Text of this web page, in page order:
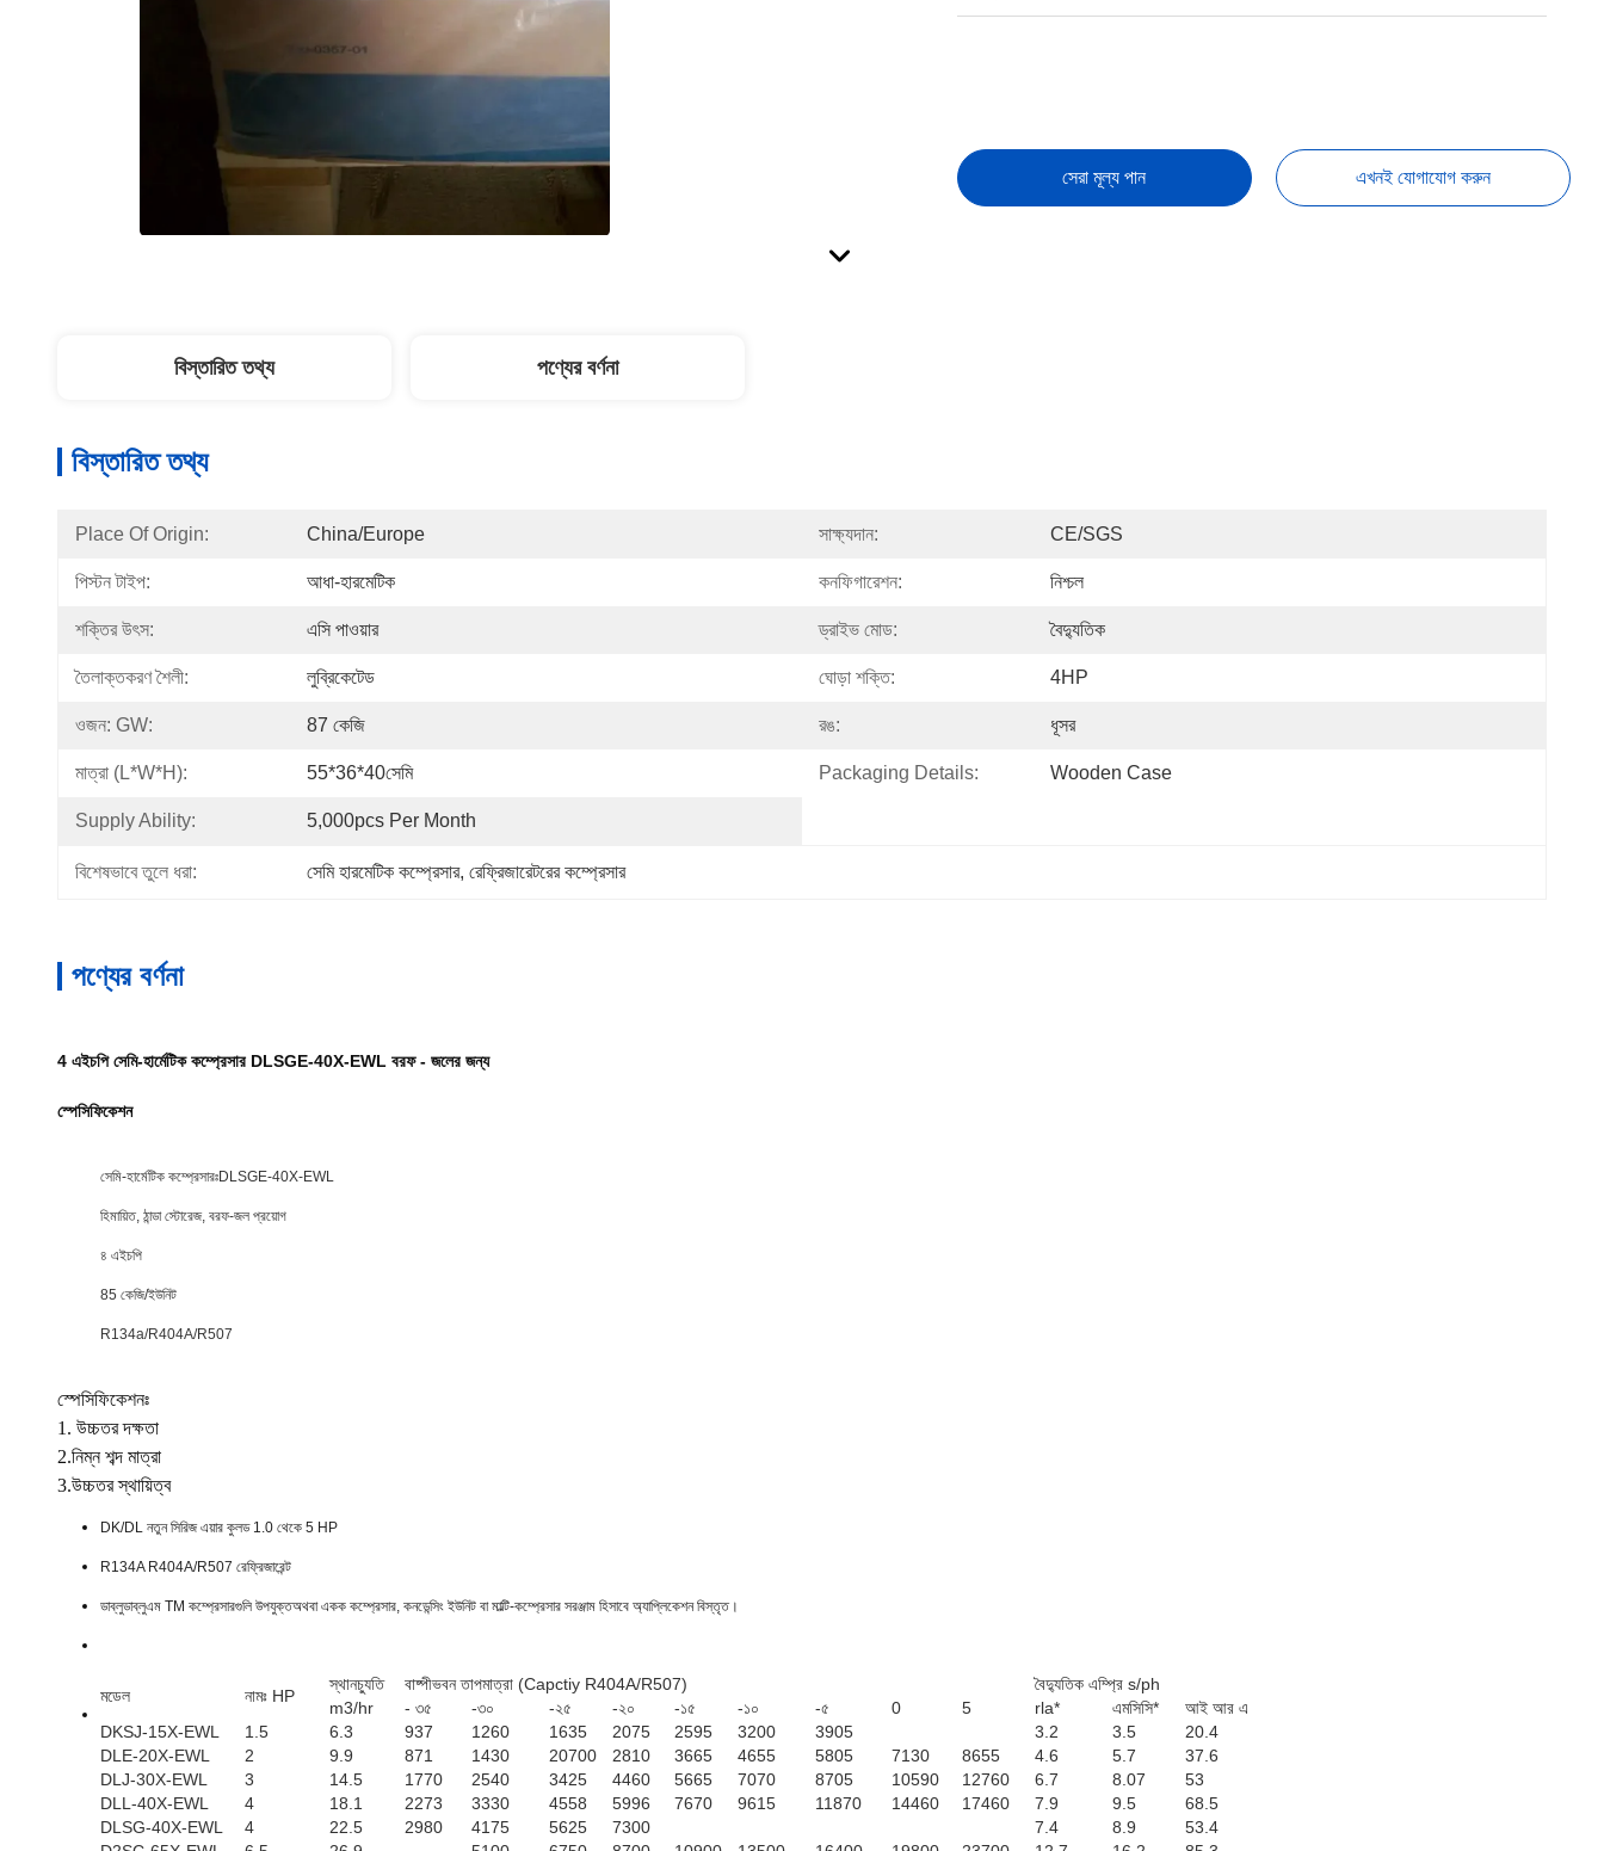
সেরা মূল্য পান এখনই যোগাযোগ করুন
বিস্তারিত তথ্য পণ্যের বর্ণনা
বিস্তারিত তথ্য
Place Of Origin: China/Europe সাক্ষ্যদান: CE/SGS
পিস্টন টাইপ: আধা-হারমেটিক কনফিগারেশন: নিশ্চল
শক্তির উৎস: এসি পাওয়ার ড্রাইভ মোড: বৈদ্যুতিক
তৈলাক্তকরণ শৈলী: লুব্রিকেটেড ঘোড়া শক্তি: 4HP
ওজন: GW: 87 কেজি রঙ: ধূসর
মাত্রা (l*w*h): 55*36*40সেমি Packaging Details: Wooden Case
Supply Ability: 5,000pcs Per Month
বিশেষভাবে তুলে ধরা: সেমি হারমেটিক কম্প্রেসার, রেফ্রিজারেটরের কম্প্রেসার
পণ্যের বর্ণনা
4 এইচপি সেমি-হার্মেটিক কম্প্রেসার DLSGE-40X-EWL বরফ - জলের জন্য
স্পেসিফিকেশন
সেমি-হার্মেটিক কম্প্রেসারঃDLSGE-40X-EWL
হিমায়িত, ঠান্ডা স্টোরেজ, বরফ-জল প্রয়োগ
৪ এইচপি
85 কেজি/ইউনিট
R134a/R404A/R507
স্পেসিফিকেশনঃ
1. উচ্চতর দক্ষতা
2.নিম্ন শব্দ মাত্রা
3.উচ্চতর স্থায়িত্ব
DK/DL নতুন সিরিজ এয়ার কুলড 1.0 থেকে 5 HP
R134A R404A/R507 রেফ্রিজারেন্ট
ডাব্লুডাব্লুএম TM কম্প্রেসারগুলি উপযুক্তঅথবা একক কম্প্রেসার, কনডেন্সিং ইউনিট বা মাল্টি-কম্প্রেসার সরঞ্জাম হিসাবে অ্যাপ্লিকেশন বিস্তৃত।
মডেল নামঃ HP
স্থানচ্যুতি
m3/hr
বাষ্পীভবন তাপমাত্রা (Capctiy R404A/R507)
বৈদ্যুতিক এম্প্রি s/ph
- ৩৫
-৩০ -২৫ -২০ -১৫ -১০ -৫ 0 5 rla* এমসিসি*
আই আর এ
DKSJ-15X-EWL
1.5 6.3 937 1260 1635 2075 2595 3200 3905 3.2 3.5
20.4
DLE-20X-EWL
2 9.9 871 1430 20700 2810 3665 4655 5805 7130 8655 4.6 5.7
37.6
DLJ-30X-EWL
3 14.5 1770 2540 3425 4460 5665 7070 8705 10590 12760 6.7 8.07
53
DLL-40X-EWL
4 18.1 2273 3330 4558 5996 7670 9615 11870 14460 17460 7.9 9.5
68.5
DLSG-40X-EWL
4 22.5 2980 4175 5625 7300 7.4 8.9
53.4